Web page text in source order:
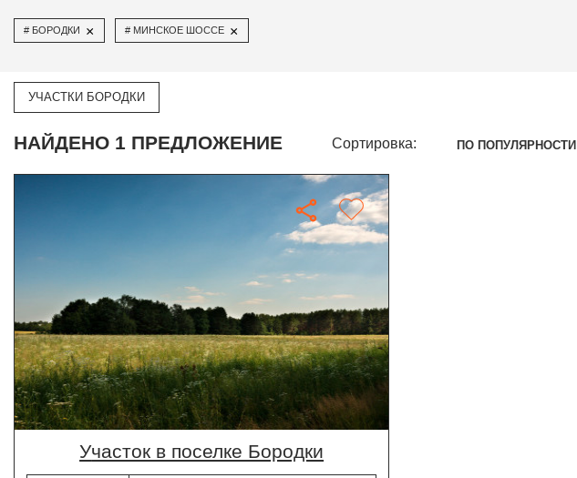
БОРОДКИ × МИНСКОЕ ШОССЕ ×
УЧАСТКИ БОРОДКИ
НАЙДЕНО 1 ПРЕДЛОЖЕНИЕ Сортировка: ПО ПОПУЛЯРНОСТИ
участок в поселке Бородки